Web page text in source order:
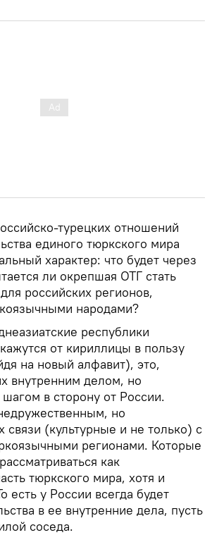
турецких отношений
единого тюркского мира
характер: что будет через
ли окрепшая ОТГ стать
российских регионов,
народами?
республики
от кириллицы в пользу
на новый алфавит), это,
внутренним делом, но
в сторону от России.
но
(культурные и не только) с
регионами. Которые
как
тюркского мира, хотя и
есть у России всегда будет
в ее внутренние дела, пусть
соседа.